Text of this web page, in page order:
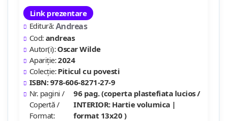
Link prezentare
Editură: Andreas
Cod: andreas
Autor(i): Oscar Wilde
Apariție:2024
Colecție: Piticul cu povesti
ISBN: 978-606-8271-27-9
Nr. pagini /
Copertă /
Format:
96 pag. (coperta plastefiata lucios /
INTERIOR: Hartie volumica |
format 13x20 )